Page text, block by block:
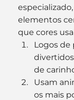
elementos
que cores
Logos de
de
Usam
os mais